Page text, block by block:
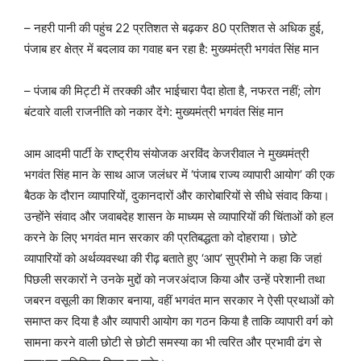
– नहरी पानी की पहुंच 22 प्रतिशत से बढ़कर 80 प्रतिशत से अधिक हुई,
पंजाब हर क्षेत्र में बदलाव का गवाह बन रहा है: मुख्यमंत्री भगवंत सिंह मान
– पंजाब की मिट्टी में तरक्की और भाईचारा पैदा होता है, नफरत नहीं; लोग
बंटवारे वाली राजनीति को नकार देंगे: मुख्यमंत्री भगवंत सिंह मान
आम आदमी पार्टी के राष्ट्रीय संयोजक अरविंद केजरीवाल ने मुख्यमंत्री
भगवंत सिंह मान के साथ आज जलंधर में ‘पंजाब राज्य व्यापारी आयोग’ की एक
बैठक के दौरान व्यापारियों, दुकानदारों और कारोबारियों से सीधे संवाद किया।
उन्होंने संवाद और जवाबदेह शासन के माध्यम से व्यापारियों की चिंताओं को हल
करने के लिए भगवंत मान सरकार की प्रतिबद्धता को दोहराया। छोटे
व्यापारियों को अर्थव्यवस्था की रीढ़ बताते हुए ‘आप’ सुप्रीमो ने कहा कि जहां
पिछली सरकारों ने उनके मुद्दों को नजरअंदाज किया और उन्हें परेशानी तथा
जबरन वसूली का शिकार बनाया, वहीं भगवंत मान सरकार ने ऐसी प्रथाओं को
समाप्त कर दिया है और व्यापारी आयोग का गठन किया है ताकि व्यापारी वर्ग को
सामना करने वाली छोटी से छोटी समस्या का भी त्वरित और प्रभावी ढंग से